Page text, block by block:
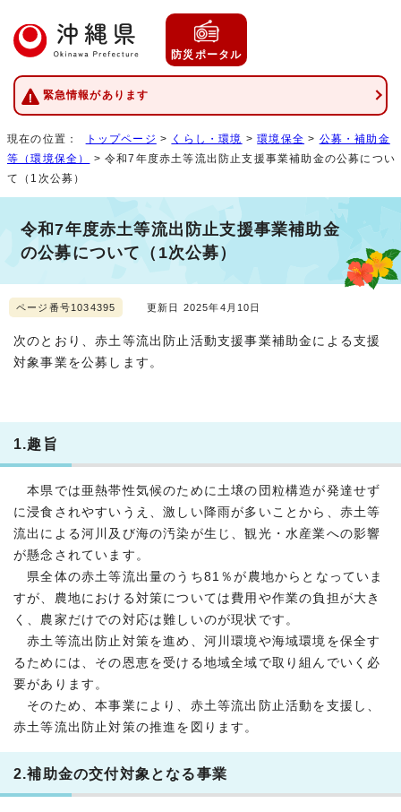
防災ポータル
緊急情報があります
現在の位置： トップページ > くらし・環境 >環境保全 > 公募・補助金
等（環境保全）
> 令和7年度赤土等流出防止支援事業補助金の公募につい
て（1次公募）
令和7年度赤土等流出防止支援事業補助金
の公募について（1次公募）
ページ番号1034395 更新日 2025年4月10日
次のとおり、赤土等流出防止活動支援事業補助金による支援
対象事業を公募します。
1.趣旨
本県では亜熱帯性気候のために土壌の団粒構造が発達せず
に浸食されやすいうえ、激しい降雨が多いことから、赤土等
流出による河川及び海の汚染が生じ、観光・水産業への影響
が懸念されています。
県全体の赤土等流出量のうち81％が農地からとなっていま
すが、農地における対策については費用や作業の負担が大き
く、農家だけでの対応は難しいのが現状です。
赤土等流出防止対策を進め、河川環境や海域環境を保全す
るためには、その恩恵を受ける地域全域で取り組んでいく必
要があります。
そのため、本事業により、赤土等流出防止活動を支援し、
赤土等流出防止対策の推進を図ります。
2.補助金の交付対象となる事業